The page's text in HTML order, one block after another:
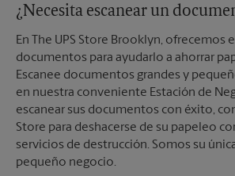
¿Necesita escanear un
En The UPS Store Brooklyn, ofrecemos
documentos para ayudarlo a ahorrar
Escanee documentos grandes y
en nuestra conveniente Estación de
escanear sus documentos con éxito,
Store para deshacerse de su papeleo
servicios de destrucción. Somos su
pequeño negocio.